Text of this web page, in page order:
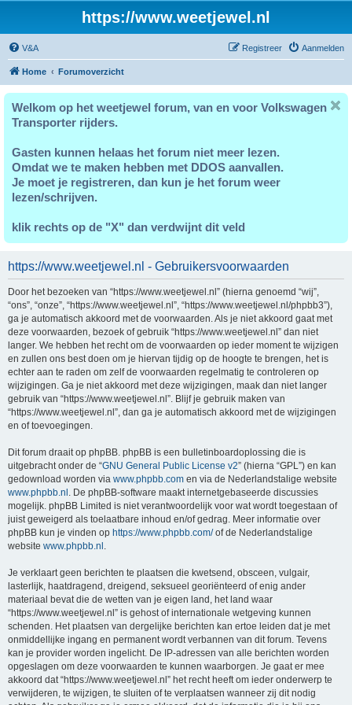
https://www.weetjewel.nl
V&A Aanmelden
Registreer
Home Forumoverzicht
Welkom op het weetjewel forum, van en voor Volkswagen
Transporter rijders.
Gasten kunnen helaas het forum niet meer lezen.
Omdat we te maken hebben met DDOS aanvallen.
Je moet je registreren, dan kun je het forum weer
lezen/schrijven.
klik rechts op de "X" dan verdwijnt dit veld
https://www.weetjewel.nl - Gebruikersvoorwaarden
Door het bezoeken van “https://www.weetjewel.nl” (hierna genoemd “wij”,
“ons”, “onze”, “https://www.weetjewel.nl”, “https://www.weetjewel.nl/phpbb3”),
ga je automatisch akkoord met de voorwaarden. Als je niet akkoord gaat met
deze voorwaarden, bezoek of gebruik “https://www.weetjewel.nl” dan niet
langer. We hebben het recht om de voorwaarden op ieder moment te wijzigen
en zullen ons best doen om je hiervan tijdig op de hoogte te brengen, het is
echter aan te raden om zelf de voorwaarden regelmatig te controleren op
wijzigingen. Ga je niet akkoord met deze wijzigingen, maak dan niet langer
gebruik van “https://www.weetjewel.nl”. Blijf je gebruik maken van
“https://www.weetjewel.nl”, dan ga je automatisch akkoord met de wijzigingen
en of toevoegingen.
Dit forum draait op phpBB. phpBB is een bulletinboardoplossing die is
uitgebracht onder de “GNU General Public License v2” (hierna “GPL”) en kan
gedownload worden via www.phpbb.com en via de Nederlandstalige website
www.phpbb.nl . De phpBB-software maakt internetgebaseerde discussies
mogelijk. phpBB Limited is niet verantwoordelijk voor wat wordt toegestaan of
juist geweigerd als toelaatbare inhoud en/of gedrag. Meer informatie over
phpBB kun je vinden op https://www.phpbb.com/of de Nederlandstalige
website www.phpbb.nl .
Je verklaart geen berichten te plaatsen die kwetsend, obsceen, vulgair,
lasterlijk, haatdragend, dreigend, seksueel georiënteerd of enig ander
materiaal bevat die de wetten van je eigen land, het land waar
“https://www.weetjewel.nl” is gehost of internationale wetgeving kunnen
schenden. Het plaatsen van dergelijke berichten kan ertoe leiden dat je met
onmiddellijke ingang en permanent wordt verbannen van dit forum. Tevens
kan je provider worden ingelicht. De IP-adressen van alle berichten worden
opgeslagen om deze voorwaarden te kunnen waarborgen. Je gaat er mee
akkoord dat “https://www.weetjewel.nl” het recht heeft om ieder onderwerp te
verwijderen, te wijzigen, te sluiten of te verplaatsen wanneer zij dit nodig